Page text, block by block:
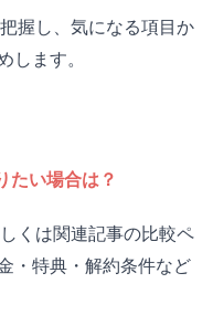
握し、気になる項目か
ます。
たい場合は？
くは関連記事の比較ペ
・特典・解約条件など